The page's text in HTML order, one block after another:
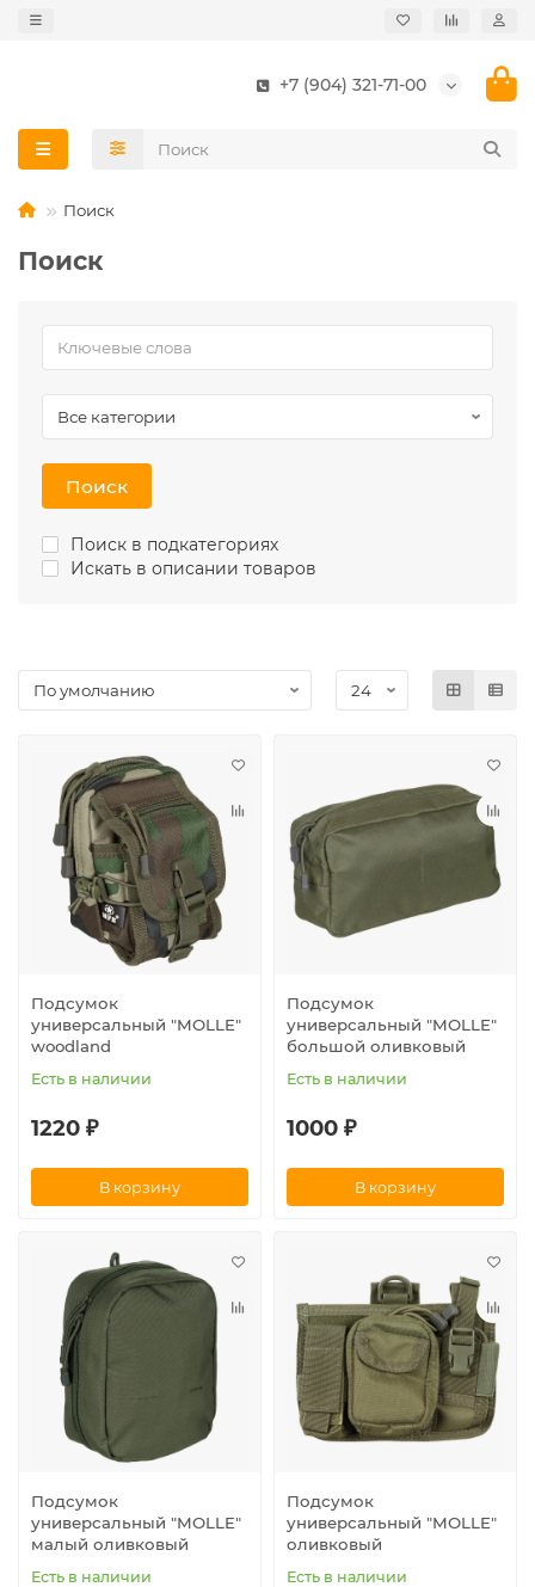
+7 (904) 321-71-00
Поиск
Поиск
Поиск
Поиск в подкатегориях
Искать в описании товаров
Подсумок
универсальный "MOLLE"
woodland
Есть в наличии
1220 ₽
В корзину
Подсумок
универсальный "MOLLE"
большой оливковый
Есть в наличии
1000 ₽
В корзину
Подсумок
универсальный "MOLLE"
малый оливковый
Есть в наличии
Подсумок
универсальный "MOLLE"
оливковый
Есть в наличии